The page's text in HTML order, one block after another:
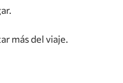
más del viaje.